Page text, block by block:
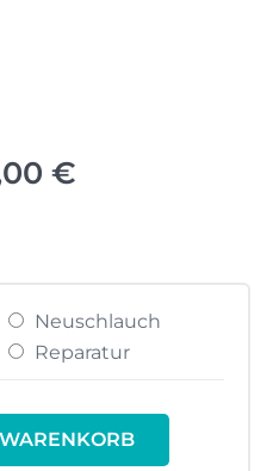
€
Neuschlauch
Reparatur